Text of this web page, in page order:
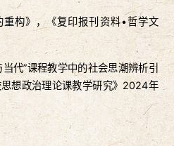
构》，《复印报刊资料•哲学文
代”课程教学中的社会思潮辨析引
想政治理论课教学研究》2024年